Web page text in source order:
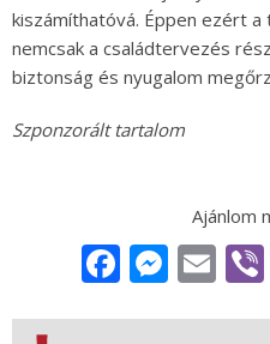
kiszámíthatóvá. Éppen ezért
nemcsak a családtervezés
biztonság és nyugalom
Szponzorált tartalom